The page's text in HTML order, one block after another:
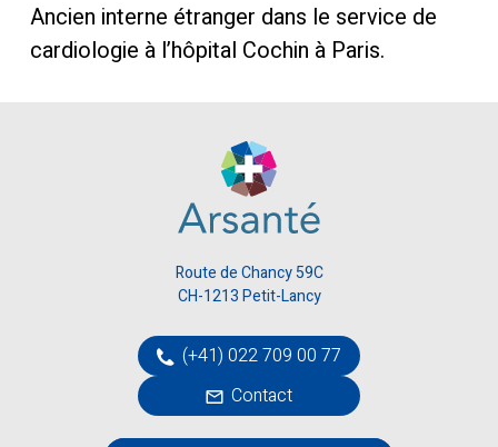
Ancien interne étranger dans le service de
cardiologie à l’hôpital Cochin à Paris.
Route de Chancy 59C
CH-1213 Petit-Lancy
(+41) 022 709 00 77
Contact